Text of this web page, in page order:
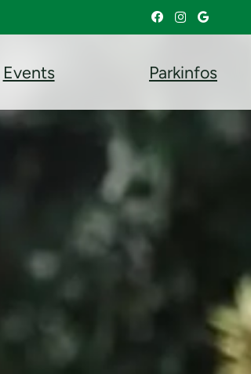
Events Parkinfos